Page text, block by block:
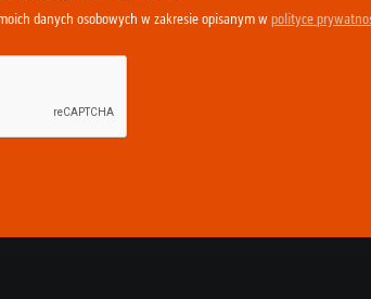
danych osobowych w zakresie opisanym wpolityce